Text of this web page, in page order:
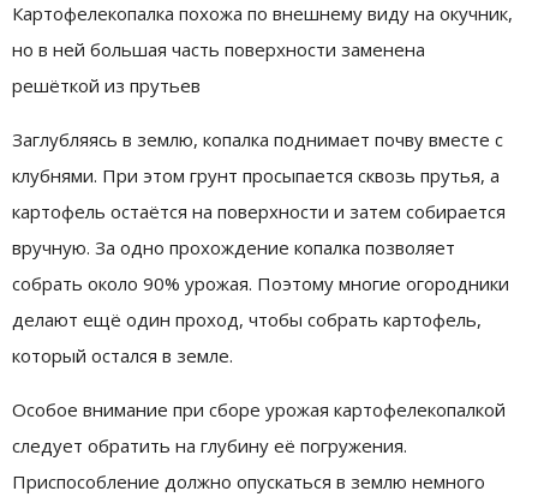
Картофелекопалка похожа по внешнему виду на окучник,
но в ней большая часть поверхности заменена
решёткой из прутьев
Заглубляясь в землю, копалка поднимает почву вместе с
клубнями. При этом грунт просыпается сквозь прутья, а
картофель остаётся на поверхности и затем собирается
вручную. За одно прохождение копалка позволяет
собрать около 90% урожая. Поэтому многие огородники
делают ещё один проход, чтобы собрать картофель,
который остался в земле.
Особое внимание при сборе урожая картофелекопалкой
следует обратить на глубину её погружения.
Приспособление должно опускаться в землю немного